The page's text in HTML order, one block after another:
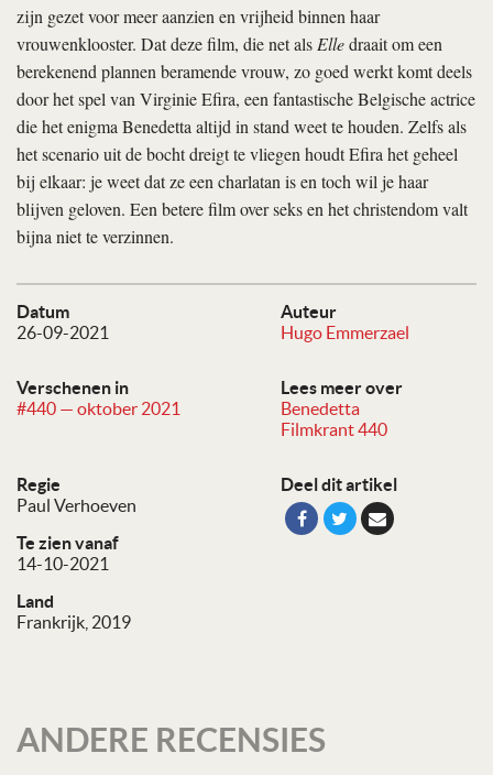
Datum
26-09-2021
Auteur
Hugo Emmerzael
Verschenen in
#440 — oktober 2021
Lees meer over
Benedetta
Filmkrant 440
Regie
Paul Verhoeven
Te zien vanaf
14-10-2021
Land
Frankrijk, 2019
Deel dit artikel
zijn gezet voor meer aanzien en vrijheid binnen haar
vrouwenklooster. Dat deze film, die net als Elledraait om een
berekenend plannen beramende vrouw, zo goed werkt komt deels
door het spel van Virginie Efira, een fantastische Belgische actrice
die het enigma Benedetta altijd in stand weet te houden. Zelfs als
het scenario uit de bocht dreigt te vliegen houdt Efira het geheel
bij elkaar: je weet dat ze een charlatan is en toch wil je haar
blijven geloven. Een betere film over seks en het christendom valt
bijna niet te verzinnen.
ANDERE RECENSIES